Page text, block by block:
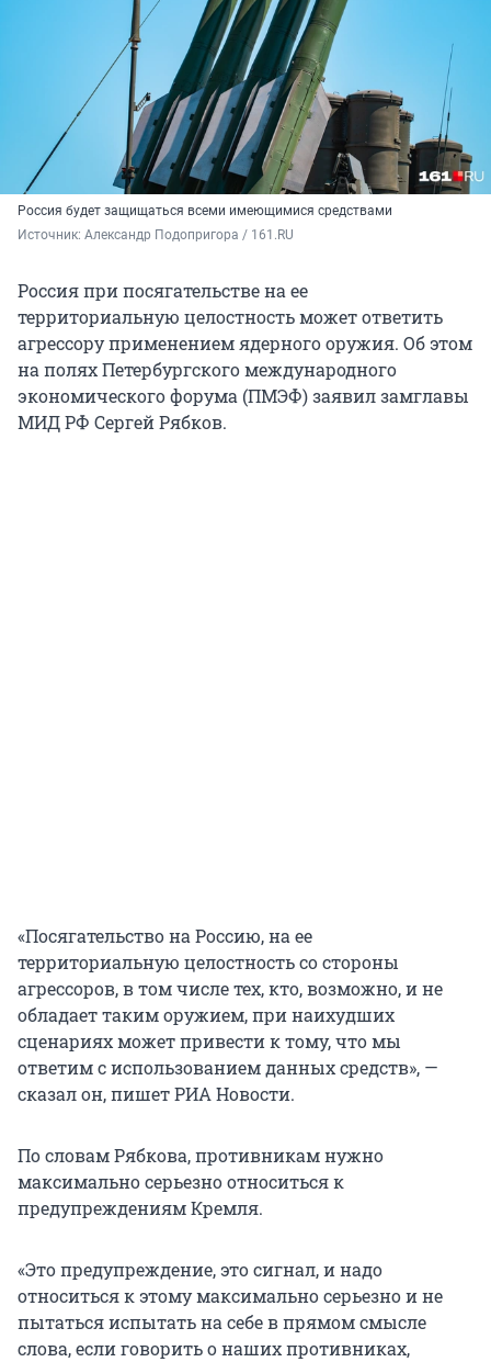
Россия будет защищаться всеми имеющимися средствами
Источник: Александр Подопригора / 161.RU
Россия при посягательстве на ее
территориальную целостность может ответить
агрессору применением ядерного оружия. Об этом
на полях Петербургского международного
экономического форума (ПМЭФ) заявил замглавы
МИД РФ Сергей Рябков.
«Посягательство на Россию, на ее
территориальную целостность со стороны
агрессоров, в том числе тех, кто, возможно, и не
обладает таким оружием, при наихудших
сценариях может привести к тому, что мы
ответим с использованием данных средств», —
сказал он, пишет РИА Новости.
По словам Рябкова, противникам нужно
максимально серьезно относиться к
предупреждениям Кремля.
«Это предупреждение, это сигнал, и надо
относиться к этому максимально серьезно и не
пытаться испытать на себе в прямом смысле
слова, если говорить о наших противниках,